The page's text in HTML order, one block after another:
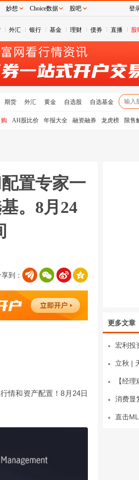
外汇 银行 基金 理财 债券 直播 股
期货 外汇 黄金 自选股 自选基金
AH股比价 年报大全 融资融券 龙虎榜 限售
置专家一
。8月24
到：
情和资产配置！8月24日
更多文章
立秋 |
妙想 Choice数据 股吧 登